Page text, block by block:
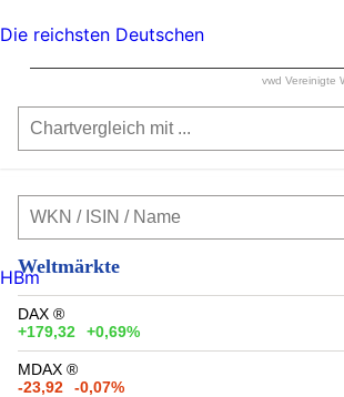
vwd Vereinigte
Weltmärkte
DAX ®
+179,32
+0,69%
MDAX ®
-23,92
-0,07%
Die reichsten Deutschen
HBm